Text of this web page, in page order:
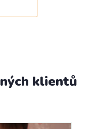
klientů